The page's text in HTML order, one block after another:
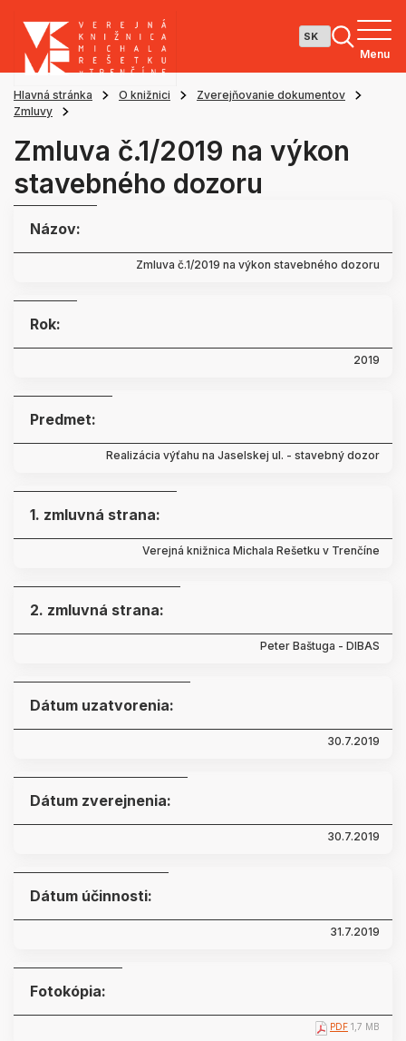
Menu
Hlavná stránka O knižnici
Zverejňovanie dokumentov
Zmluvy
Zmluva č.1/2019 na výkon
stavebného dozoru
Názov:
Zmluva č.1/2019 na výkon stavebného dozoru
Rok:
2019
Predmet:
Realizácia výťahu na Jaselskej ul. - stavebný dozor
1. zmluvná strana:
Verejná knižnica Michala Rešetku v Trenčíne
2. zmluvná strana:
Peter Baštuga - DIBAS
Dátum uzatvorenia:
30.7.2019
Dátum zverejnenia:
30.7.2019
Dátum účinnosti:
31.7.2019
Fotokópia:
PDF 1,7 MB